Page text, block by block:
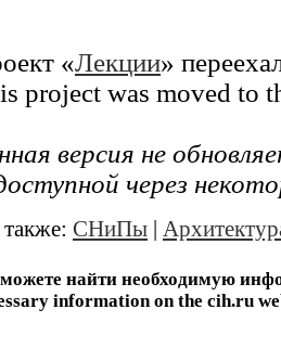
«Лекции»
project was moved to
версия не
через
СНиПы
найти необходимую
information on the cih.ru